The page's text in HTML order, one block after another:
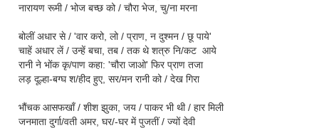
नारायण रूमी / भोज बच्छ को / चौरा भेज, चु/ना मरना
बोलीं अधार से / 'वार करो, लो / प्राण, न दुश्मन / छू पाये'
चाहें अधार लें / उन्हें बचा, तब / तक थे शत्रु नि/कट आये
रानी ने भोंक कृ/पाण कहा: 'चौरा जाओ' फिर प्राण तजा
लड़ दूल्हा-बग्घ श/हीद हुए, सर/मन रानी को / देख गिरा
भौंचक आसफखाँ / शीश झुका, जय / पाकर भी थी / हार मिली
जनमाता दुर्गा/वती अमर, घर/-घर में पुजतीं / ज्यों देवी